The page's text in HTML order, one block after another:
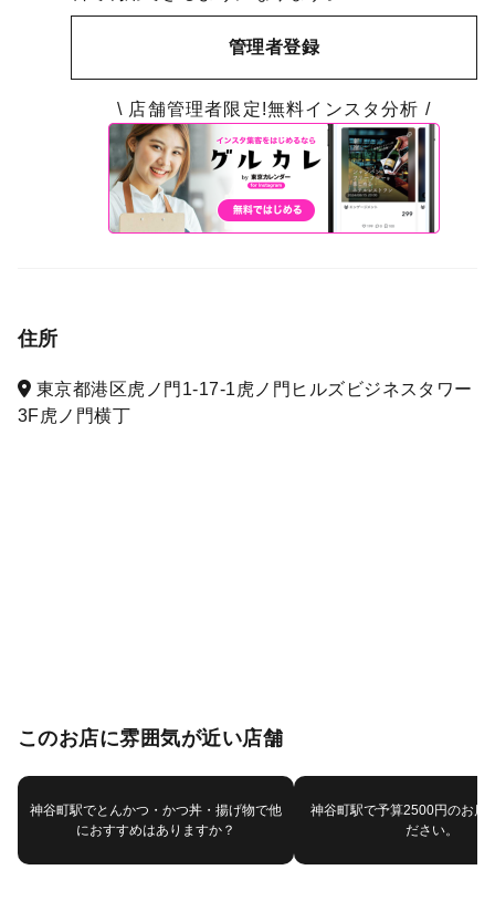
管理者登録
\ 店舗管理者限定!無料インスタ分析 /
住所
東京都港区虎ノ門1-17-1虎ノ門ヒルズビジネスタワー
3F虎ノ門横丁
このお店に雰囲気が近い店舗
神谷町駅でとんかつ・かつ丼・揚げ物で他
におすすめはありますか？
神谷町駅で予算2500円のお店
ださい。